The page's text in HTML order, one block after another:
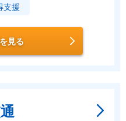
支援
見る